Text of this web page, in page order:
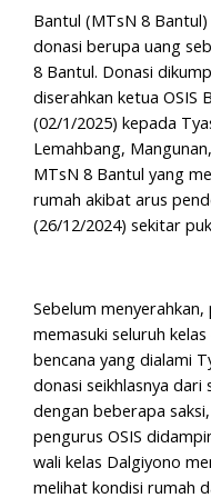
Bantul (MTsN 8
donasi berupa uang
8 Bantul. Donasi
diserahkan ketua OSIS
(02/1/2025) kepada
Lemahbang,
MTsN 8 Bantul yang
rumah akibat arus
(26/12/2024) sekitar
Sebelum
memasuki seluruh
bencana yang dialami
donasi seikhlasnya dari
dengan beberapa
pengurus OSIS
wali kelas Dalgiyono
melihat kondisi rumah